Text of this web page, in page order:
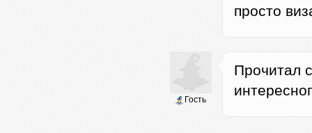
просто
Гость
Прочитал